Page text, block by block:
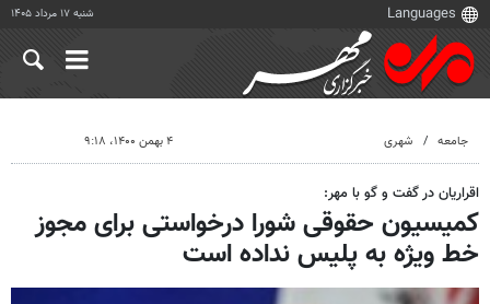
شنبه ۱۷ مرداد ۱۴۰۵
جامعه شهری ۴ بهمن ۱۴۰۰، ۹:۱۸
اقراریان در گفت و گو با مهر:
کمیسیون حقوقی شورا درخواستی برای مجوز
خط ویژه به پلیس نداده است